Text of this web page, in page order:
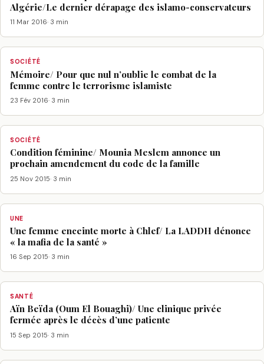
Algérie/Le dernier dérapage des islamo-conservateurs
11 Mar 2016· 3 min
SOCIÉTÉ
Mémoire/ Pour que nul n’oublie le combat de la
femme contre le terrorisme islamiste
23 Fév 2016· 3 min
SOCIÉTÉ
Condition féminine/ Mounia Meslem annonce un
prochain amendement du code de la famille
25 Nov 2015· 3 min
UNE
Une femme enceinte morte à Chlef/ La LADDH dénonce
« la mafia de la santé »
16 Sep 2015· 3 min
SANTÉ
Aïn Beïda (Oum El Bouaghi)/ Une clinique privée
fermée après le décès d’une patiente
15 Sep 2015· 3 min